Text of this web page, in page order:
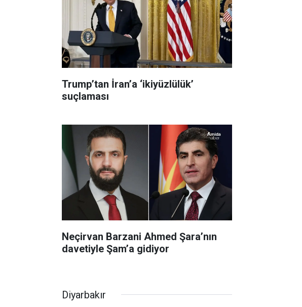
Trump’tan İran’a ‘ikiyüzlülük’
suçlaması
Neçirvan Barzani Ahmed Şara’nın
davetiyle Şam’a gidiyor
Diyarbakır